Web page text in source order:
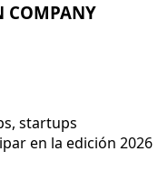
COMPANY
startups
en la edición 2026